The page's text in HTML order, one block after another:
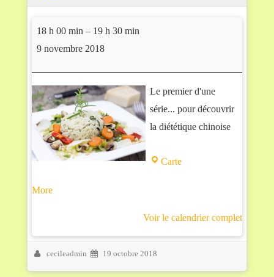
Atelier Diététique Chinoise
18 h 00 min – 19 h 30 min
9 novembre 2018
Le premier d'une
série... pour découvrir
la diététique chinoise
CarteLa Meute - Epicerie et
Moreabout {title}
Voir le calendrier complet
cecileadmin 19 octobre 2018